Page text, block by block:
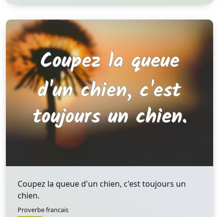
Coupez la queue d'un chien, c'est toujours un
chien.
Proverbe francais